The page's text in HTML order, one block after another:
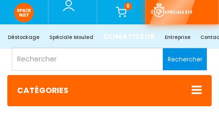
0
SPÉCIALE ÉTÉ
Déstockage Spéciale Mouled CLIMATISEUR Entreprise
Rechercher
CATÉGORIES